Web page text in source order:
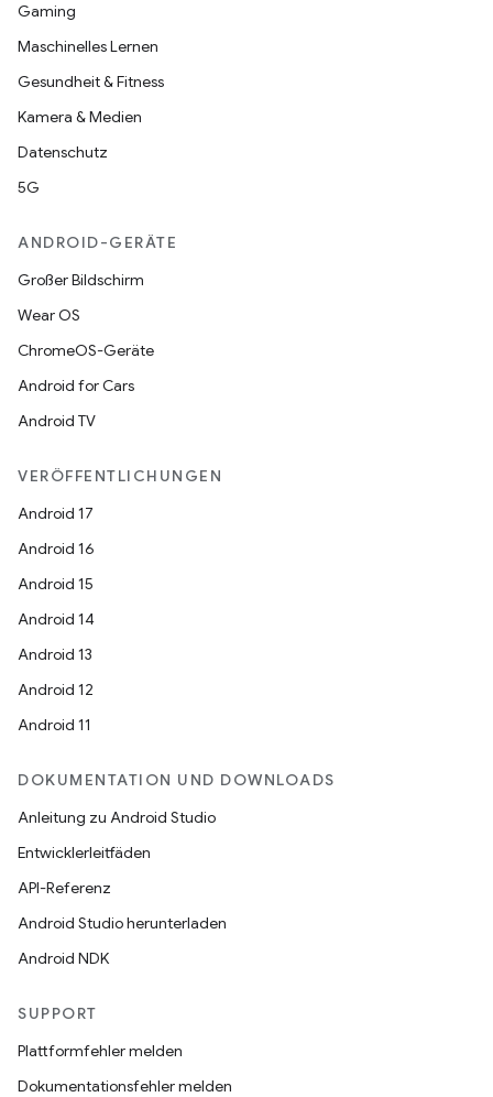
Gaming
Maschinelles Lernen
Gesundheit & Fitness
Kamera & Medien
Datenschutz
5G
ANDROID-GERÄTE
Großer Bildschirm
Wear OS
ChromeOS-Geräte
Android for Cars
Android TV
VERÖFFENTLICHUNGEN
Android 17
Android 16
Android 15
Android 14
Android 13
Android 12
Android 11
DOKUMENTATION UND DOWNLOADS
Anleitung zu Android Studio
Entwicklerleitfäden
API-Referenz
Android Studio herunterladen
Android NDK
SUPPORT
Plattformfehler melden
Dokumentationsfehler melden